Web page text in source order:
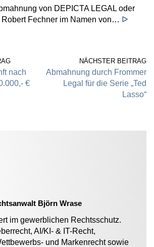
von DEPICTA LEGAL oder
Fechner im Namen von… ᐅ
nach
€
NÄCHSTER BEITRAG
Abmahnung durch Frommer
Legal für die Serie „Ted
Lasso“
Björn Wrase
im gewerblichen Rechtsschutz.
AI/KI- & IT-Recht,
und Markenrecht sowie